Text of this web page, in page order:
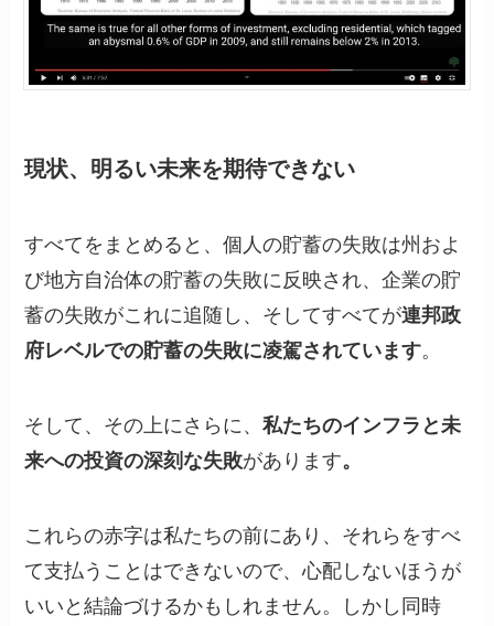
現状、明るい未来を期待できない
すべてをまとめると、個人の貯蓄の失敗は州およ
び地方自治体の貯蓄の失敗に反映され、企業の貯
蓄の失敗がこれに追随し、そしてすべてが連邦政
府レベルでの貯蓄の失敗に凌駕されています。
そして、その上にさらに、私たちのインフラと未
来への投資の深刻な失敗があります。
これらの赤字は私たちの前にあり、それらをすべ
て支払うことはできないので、心配しないほうが
いいと結論づけるかもしれません。しかし同時